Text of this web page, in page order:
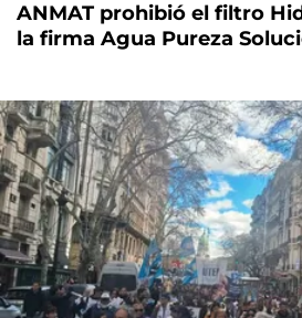
ANMAT prohibió el filtro
la firma Agua Pureza